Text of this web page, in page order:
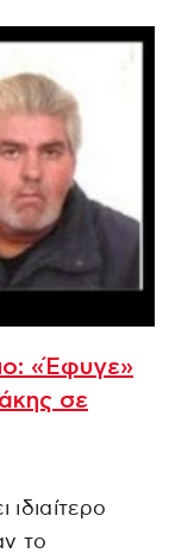
«Έφυγε»
σε
ιδιαίτερο
το